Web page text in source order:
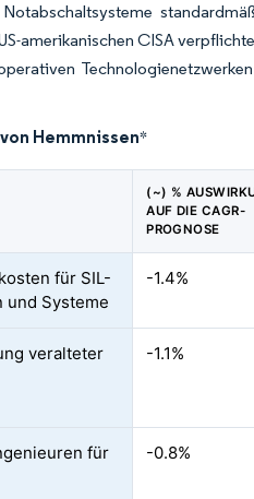
amerikanischen CISA
Hemmnissen*
(~) %
AUF DIE CAGR-
PROGNOSE
für SIL-
Systeme
-1.4%
veralteter
-1.1%
für
-0.8%